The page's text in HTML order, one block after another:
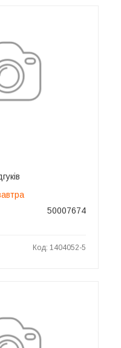
50007674
Код: 1404052-5